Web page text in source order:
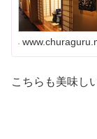
こちらも美味し